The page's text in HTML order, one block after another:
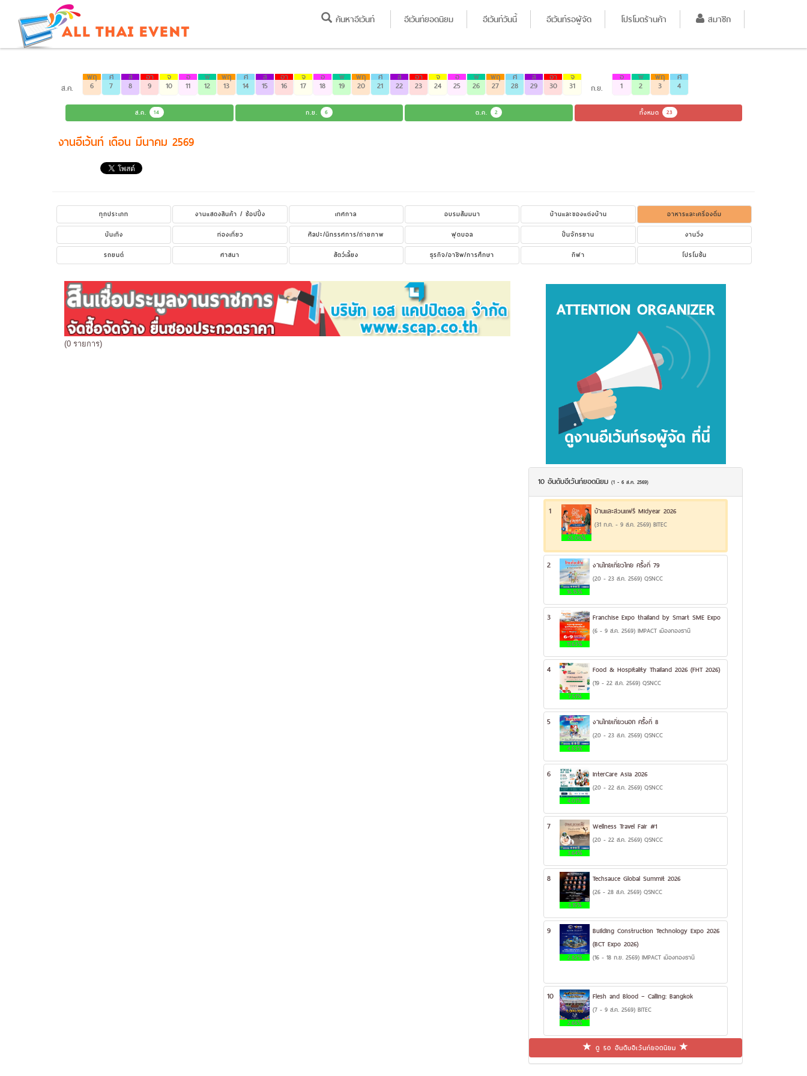
ค้นหาอีเว้นท์ อีเว้นท์ยอดนิยม อีเว้นท์วันนี้ อีเว้นท์รอผู้จัด โปรโมตร้านค้า สมาชิก
ส.ค.
พฤ
6
ศ
7
ส
8
อา
9
จ
10
อ
11
พ
12
พฤ
13
ศ
14
ส
15
อา
16
จ
17
อ
18
พ
19
พฤ
20
ศ
21
ส
22
อา
23
จ
24
อ
25
พ
26
พฤ
27
ศ
28
ส
29
อา
30
จ
31 ก.ย.
อ
1
พ
2
พฤ
3
ศ
4
ส.ค. 14 ก.ย. 6 ต.ค. 2 ทั้งหมด 23
งานอีเว้นท์ เดือน มีนาคม 2569
ทุกประเภท งานแสดงสินค้า / ช้อปปิ้ง เทศกาล อบรมสัมมนา บ้านและของแต่งบ้าน
อาหารและเครื่องดื่ม
บันเทิง
ท่องเที่ยว ศิลปะ/นิทรรศการ/ถ่ายภาพ ฟุตบอล ปั่นจักรยาน
งานวิ่ง
รถยนต์
ศาสนา สัตว์เลี้ยง ธุรกิจ/อาชีพ/การศึกษา กีฬา โปรโมชั่น
(0 รายการ)
10 อันดับอีเว้นท์ยอดนิยม(1 - 6 ส.ค. 2569)
1
26.06%
บ้านและสวนแฟร์ Midyear 2026
(31 ก.ค. - 9 ส.ค. 2569) BITEC
2
16.15%
งานไทยเที่ยวไทย ครั้งที่ 79
(20 - 23 ส.ค. 2569) QSNCC
3
11.63%
Franchise Expo thailand by Smart SME Expo
(6 - 9 ส.ค. 2569) IMPACT เมืองทองธานี
4
7.51%
Food & Hospitality Thailand 2026 (FHT 2026)
(19 - 22 ส.ค. 2569) QSNCC
5
4.63%
งานไทยเที่ยวนอก ครั้งที่ 8
(20 - 23 ส.ค. 2569) QSNCC
6
4.01%
InterCare Asia 2026
(20 - 22 ส.ค. 2569) QSNCC
7
3.64%
Wellness Travel Fair #1
(20 - 22 ส.ค. 2569) QSNCC
8
3.15%
Techsauce Global Summit 2026
(26 - 28 ส.ค. 2569) QSNCC
9
2.82%
Building Construction Technology Expo 2026
(BCT Expo 2026)
(16 - 18 ก.ย. 2569) IMPACT เมืองทองธานี
10
2.66%
Flesh and Blood – Calling: Bangkok
(7 - 9 ส.ค. 2569) BITEC
ดู 50 อันดับอีเว้นท์ยอดนิยม